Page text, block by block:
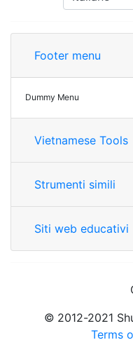
Footer menu
Dummy Menu
Vietnamese Tools
Strumenti simili
Siti web educativi
© 2012-2021
Terms